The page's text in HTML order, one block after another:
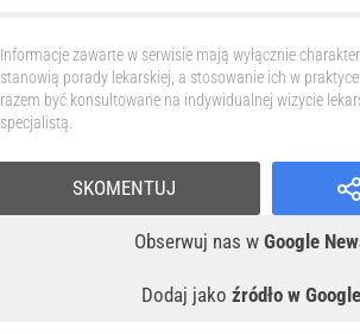
Informacje zawarte w serwisie mają wyłącznie
stanowią porady lekarskiej, a stosowanie ich w
razem być konsultowane na indywidualnej wizycie
specjalistą.
Obserwuj nas w Google
Dodaj jako źródło w Google
SKOMENTUJ